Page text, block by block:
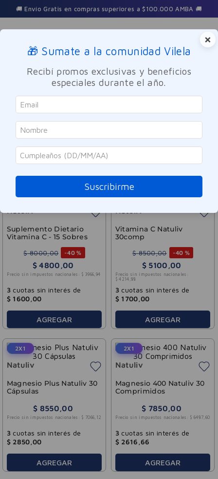
🚚 Envío Gratis en compras superiores a $100.000 AMBA 🚚
Buscar
Suplemento Dietario
Vitamina C - 15 Sobres
$ 8000,00 -40 %
$ 4800 ,00
Precio sin impuestos nacionales: $ 3966, 94
3 cuotas sin interés de
$ 1600,00
AGREGAR
Vitamina C Natuliv
30comp
$ 8500,00 -40 %
$ 5100 ,00
Precio sin impuestos nacionales:
$ 4214 ,88
3 cuotas sin interés de
$ 1700,00
AGREGAR
2X1
Natuliv
Magnesio Plus Natuliv 30
Cápsulas
$ 8550,00
Precio sin impuestos nacionales: $ 7066 12
3 cuotas sin interés de
$ 2850 ,00
AGREGAR
2X1
Natuliv
Magnesio 400 Natuliv 30
Comprimidos
$ 7850,00
Precio sin impuestos nacionales: $ 6487 60
3 cuotas sin interés de
$ 2616 ,66
AGREGAR
×
🎁 Sumate a la comunidad Vilela
Recibí promos exclusivas y beneficios
especiales durante el año.
Suscribirme